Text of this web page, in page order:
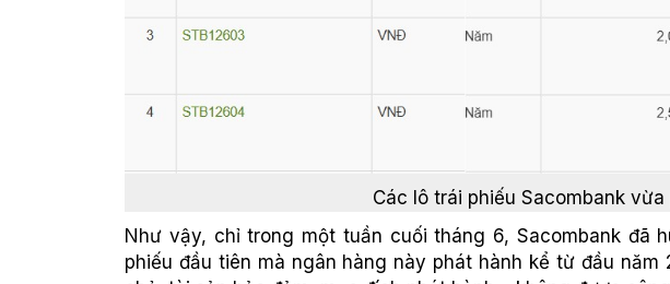
Các lô trái phiếu Sacombank
Như vậy, chỉ trong một tuần cuối tháng 6, Sacombank
phiếu đầu tiên mà ngân hàng này phát hành kể từ đầu